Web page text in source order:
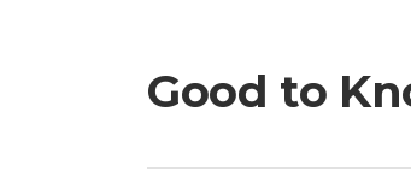
Good to